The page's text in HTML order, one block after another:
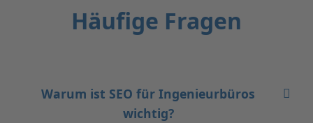
Häufige Fragen
Warum ist SEO für Ingenieurbüros
wichtig?